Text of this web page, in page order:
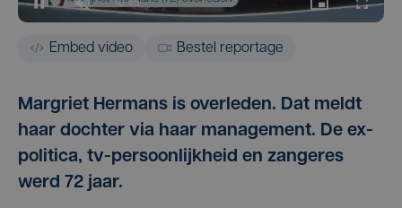
Embed video Bestel reportage
Margriet Hermans is overleden. Dat meldt
haar dochter via haar management. De ex-
politica, tv-persoonlijkheid en zangeres
werd 72 jaar.